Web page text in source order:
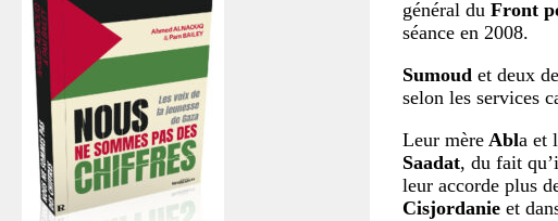
général du Front
séance en 2008.
Sumoud et deux
selon les services
Leur mère Abla et
Saadat, du fait
leur accorde plus
Cisjordanie et